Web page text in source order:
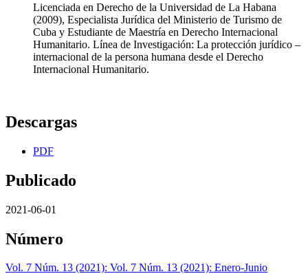
Licenciada en Derecho de la Universidad de La Habana
(2009), Especialista Jurídica del Ministerio de Turismo de
Cuba y Estudiante de Maestría en Derecho Internacional
Humanitario. Línea de Investigación: La protección jurídico –
internacional de la persona humana desde el Derecho
Internacional Humanitario.
Descargas
PDF
Publicado
2021-06-01
Número
Vol. 7 Núm. 13 (2021): Vol. 7 Núm. 13 (2021): Enero-Junio